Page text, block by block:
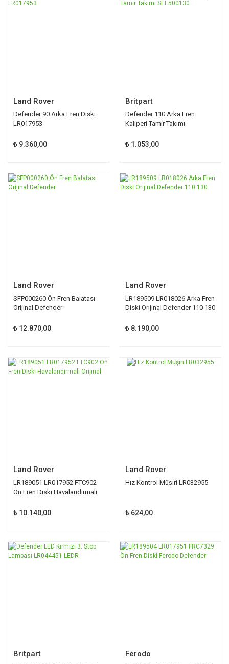
Land Rover
Defender 90 Arka Fren Diski
LR017953
₺ 9.360,00
Britpart
Defender 110 Arka Fren
Kaliperi Tamir Takımı
₺ 1.053,00
Land Rover
SFP000260 Ön Fren Balatası
Orijinal Defender
₺ 12.870,00
Land Rover
LR189509 LR018026 Arka Fren
Diski Orijinal Defender 110 130
₺ 8.190,00
Land Rover
LR189051 LR017952 FTC902
Ön Fren Diski Havalandırmalı
₺ 10.140,00
Land Rover
Hız Kontrol Müşiri LR032955
₺ 624,00
Britpart Ferodo